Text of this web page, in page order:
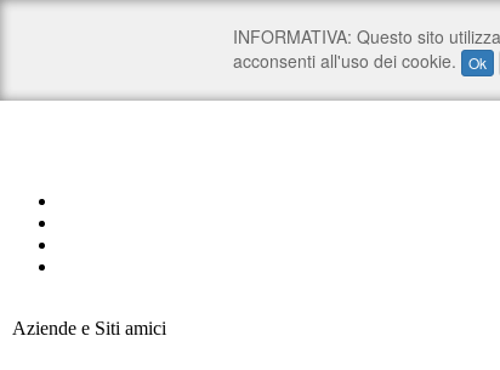
Aziende e Siti amici